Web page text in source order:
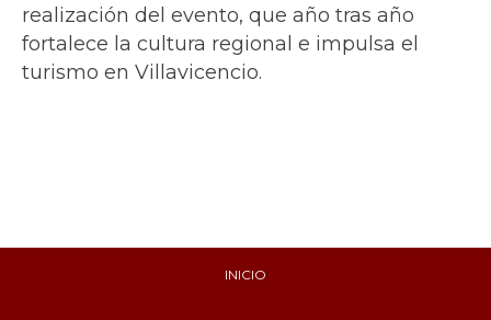
realización del evento, que año tras año
fortalece la cultura regional e impulsa el
turismo en Villavicencio.
INICIO